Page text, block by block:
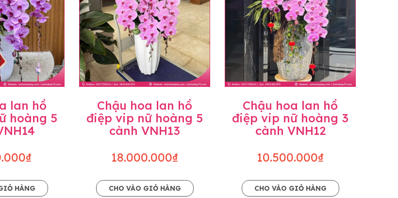
lan hồ
hoàng 5
HÀNG
Chậu hoa lan hồ
điệp vip nữ hoàng 5
cành VNH13
18.000.000₫
CHO VÀO GIỎ HÀNG
Chậu hoa lan hồ
điệp vip nữ hoàng 3
cành VNH12
10.500.000₫
CHO VÀO GIỎ HÀNG